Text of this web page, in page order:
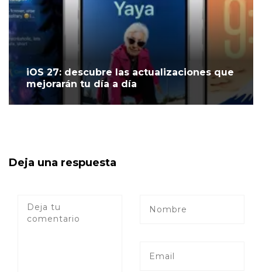
iOS 27: descubre las actualizaciones que
mejorarán tu día a día
Deja una respuesta